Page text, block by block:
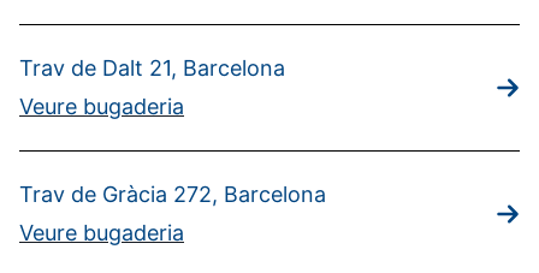
Trav de Dalt 21, Barcelona
Veure bugaderia
Trav de Gràcia 272, Barcelona
Veure bugaderia